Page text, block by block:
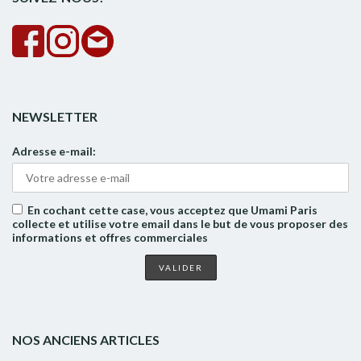
NEWSLETTER
Adresse e-mail:
En cochant cette case, vous acceptez que Umami Paris
collecte et utilise votre email dans le but de vous proposer des
informations et offres commerciales
NOS ANCIENS ARTICLES